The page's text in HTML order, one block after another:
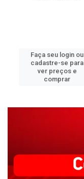
Faça seu login ou
cadastre-se para
ver preços e
comprar